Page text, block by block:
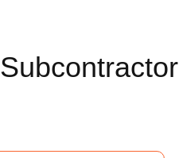
Subcontractor